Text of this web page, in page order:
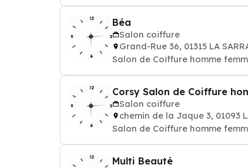
Béa
Salon coiffure
Grand-Rue 36, 01315 LA
Salon de Coiffure homme
Corsy Salon de Coiffure
Salon coiffure
chemin de la Jaque 3, 01093
Salon de Coiffure homme
Multi Beauté